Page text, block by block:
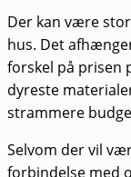
Der kan være
hus. Det
forskel på prisen
dyreste
strammere
Selvom der vil
forbindelse med